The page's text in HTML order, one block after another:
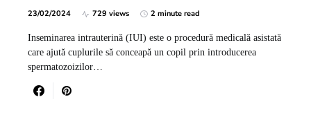
23/02/2024 729 views 2 minute read
Inseminarea intrauterină (IUI) este o procedură medicală asistată
care ajută cuplurile să conceapă un copil prin introducerea
spermatozoizilor…